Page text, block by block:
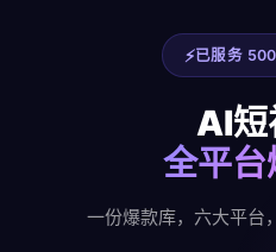
已服务
AI短
全平
一份爆款库，六大平台